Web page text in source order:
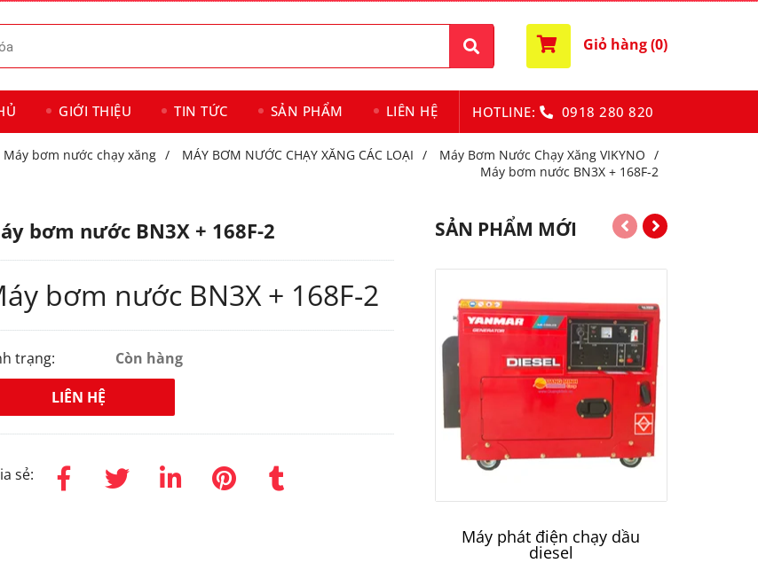
Giỏ hàng (0)
GIỚI THIỆU TIN TỨC SẢN PHẨM LIÊN HỆ HOTLINE: 0918 280 820
Máy bơm nước chạy xăng / MÁY BƠM NƯỚC CHẠY XĂNG CÁC LOẠI / Máy Bơm Nước Chạy Xăng VIKYNO /
Máy bơm nước BN3X + 168F-2
bơm nước BN3X + 168F-2
bơm nước BN3X + 168F-2
trạng:
Còn hàng
LIÊN HỆ
sẻ:
SẢN PHẨM MỚI
Máy phát điện chạy dầu
diesel